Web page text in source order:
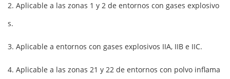
2. Aplicable a las zonas 1 y 2 de entornos con gases explosivo
s.
3. Aplicable a entornos con gases explosivos IIA, IIB e IIC.
4. Aplicable a las zonas 21 y 22 de entornos con polvo inflama